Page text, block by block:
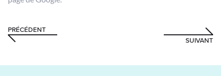
PRÉCÉDENT
SUIVANT